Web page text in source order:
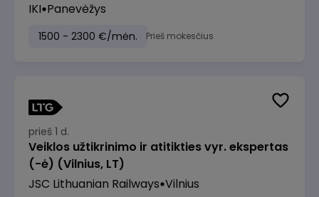
IKI Panevėžys
1500 - 2300 €/mėn. Prieš mokesčius
prieš 1 d.
Veiklos užtikrinimo ir atitikties vyr. ekspertas
(-ė) (Vilnius, LT)
JSC Lithuanian Railways Vilnius